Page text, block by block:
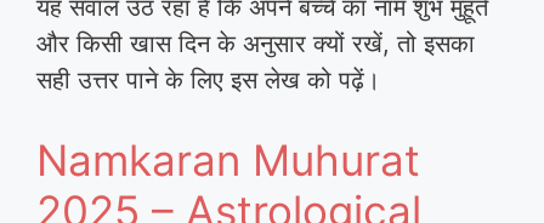
यह सवाल उठ रहा है कि अपने बच्चे का नाम शुभ मुहूर्त
और किसी खास दिन के अनुसार क्यों रखें, तो इसका
सही उत्तर पाने के लिए इस लेख को पढ़ें।
Namkaran Muhurat
2025 – Astrological